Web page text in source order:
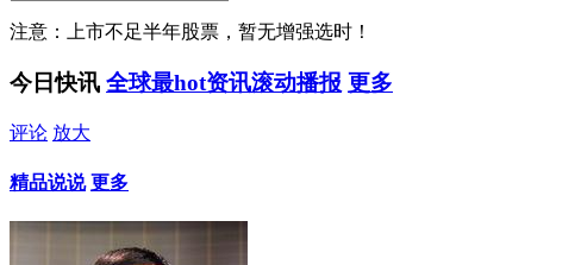
注意：上市不足半年股票，暂无增强选时！
今日快讯 全球最hot资讯滚动播报 更多
评论 放大
精品说说 更多